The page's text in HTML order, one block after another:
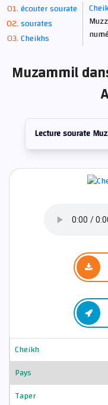
écouter sourate
sourates
Cheikhs
Muzammil
Lecture sourate
Cheikh
Pays
Taper